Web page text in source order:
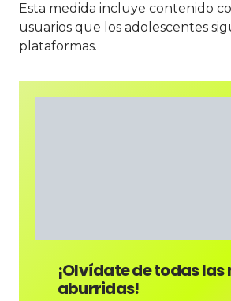
Esta medida incluye contenido
usuarios que los adolescentes
plataformas.
¡Olvídate de todas
aburridas!